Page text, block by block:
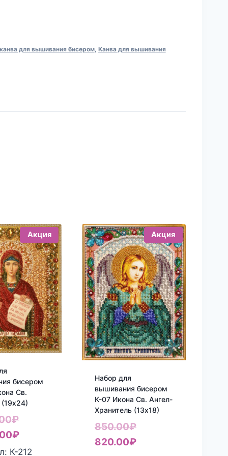
для вышивания бисером, Канва для вышивания
Акция
бисером
Св.
(19х24)
₽Первоначальная
цена
составляла
₽Текущая
цена:
К-212
Акция
Набор для
вышивания бисером
К-07 Икона Св. Ангел-
Хранитель (13х18)
850.00₽Первоначальная
цена
820.00₽Текущая